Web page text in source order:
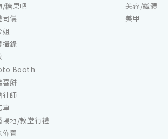
/糖果吧
司儀
姐
攝錄
Booth
喜餅
律師
車
場地/教堂行禮
佈置
美容/纖體
美甲